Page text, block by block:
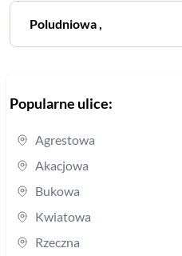
Poludniowa,
Popularne ulice:
Agrestowa
Akacjowa
Bukowa
Kwiatowa
Rzeczna